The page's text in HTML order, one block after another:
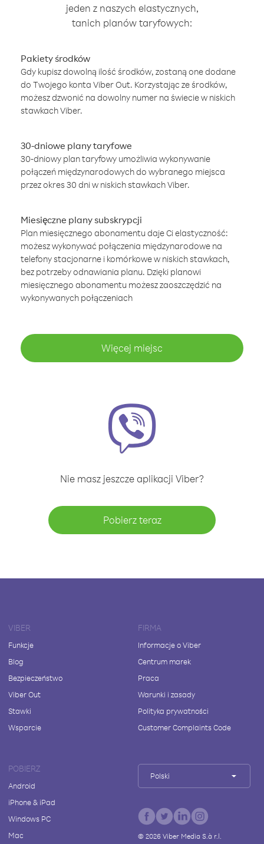
jeden z naszych elastycznych,
tanich planów taryfowych:
Pakiety środków
Gdy kupisz dowolną ilość środków, zostaną one dodane
do Twojego konta Viber Out. Korzystając ze środków,
możesz dzwonić na dowolny numer na świecie w niskich
stawkach Viber.
30-dniowe plany taryfowe
30-dniowy plan taryfowy umożliwia wykonywanie
połączeń międzynarodowych do wybranego miejsca
przez okres 30 dni w niskich stawkach Viber.
Miesięczne plany subskrypcji
Plan miesięcznego abonamentu daje Ci elastyczność:
możesz wykonywać połączenia międzynarodowe na
telefony stacjonarne i komórkowe w niskich stawkach,
bez potrzeby odnawiania planu. Dzięki planowi
miesięcznego abonamentu możesz zaoszczędzić na
wykonywanych połączeniach
Więcej miejsc
Nie masz jeszcze aplikacji Viber?
Pobierz teraz
VIBER
Funkcje
Blog
Bezpieczeństwo
Viber Out
Stawki
Wsparcie
FIRMA
Informacje o Viber
Centrum marek
Praca
Warunki i zasady
Polityka prywatności
Customer Complaints Code
POBIERZ
Android
iPhone & iPad
Windows PC
Mac
Polski
© 2026Viber Media S.à r.l.